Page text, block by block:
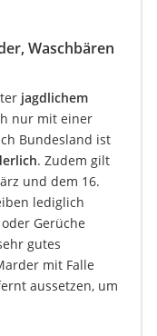
Waschbären
jagdlichem
nur mit einer
Bundesland ist
. Zudem gilt
und dem 16.
lediglich
Gerüche
gutes
mit Falle
aussetzen, um